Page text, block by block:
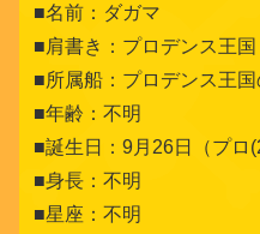
■名前：ダガマ
■肩書き：プロデンス王国
■所属船：プロデンス王
■年齢：不明
■誕生日：9月26日（プロ
■身長：不明
■星座：不明